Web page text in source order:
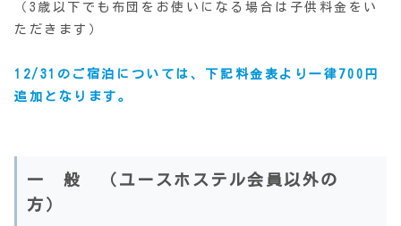
（3歳以下でも布団をお使いになる場合は子供料金をい
ただきます）
12/31のご宿泊については、下記料金表より一律700円
追加となります。
一 般 （ユースホステル会員以外の
方）